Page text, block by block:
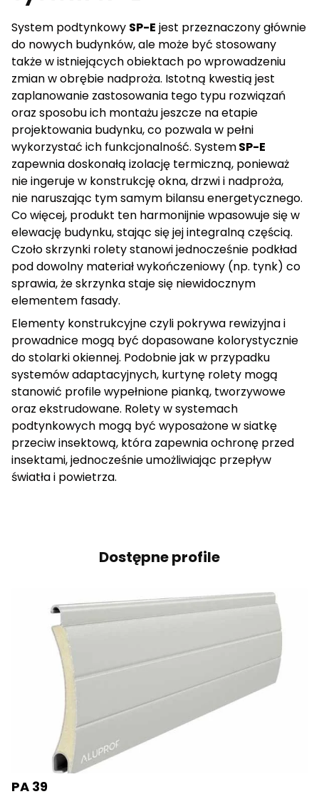
Pliki cookie dotyczące preferencji umożliwiają stronie
zapamiętanie informacji, które zmieniają wygląd lub
funkcjonowanie strony, np. preferowany język lub region,
w którym znajduje się użytkownik.
Statystyki
Statystyczne pliki cookie pomagają właścicielem stron
internetowych zrozumieć, w jaki sposób różni
użytkownicy zachowują się na stronie, gromadząc i
zgłaszając anonimowe informacje.
Marketing
Marketingowe pliki cookie stosowane są w celu śledzenia
użytkowników na stronach internetowych. Celem jest
wyświetlanie reklam, które są istotne i interesujące dla
cenne dla wydawców i reklamodawców strony trzeciej.
Nieklasyfikowane
Nieklasyfikowane pliki cookie, to pliki, które są w procesie
klasyfikowania, wraz z dostawcami poszczególnych
ciasteczek.
Odrzuć wszystkie
Wypełniając i przesyłając formularz niniejszym wyraża Pani/Pan zgodę na
przetwarzanie swoich danych osobowych przez Okno-Pol Sp. z o. o. jako
administratora danych zgodnie z ustawą z dnia 29 sierpnia 1997 r. o
ochronie praw osobowych (Dz. U. z 2016 r. poz. 922 ze zm.) oraz
rozporządzeniem Parlamentu Europejskiego i Rady (UE) 2016/679 z dnia 27
kwietnia 2016 r. w sprawie ochrony osób fizycznych w związku z
przetwarzaniem danych osobowych i w sprawie swobodnego przepływu
takich danych oraz uchylenia dyrektywy 95/46/WE (Dz. U. UE. L. z 2016 r. Nr
119) zwanego „RODO”.
Wyślij
System podtynkowy SP-E jest przeznaczony głównie
do nowych budynków, ale może być stosowany
także w istniejących obiektach po wprowadzeniu
zmian w obrębie nadproża. Istotną kwestią jest
zaplanowanie zastosowania tego typu rozwiązań
oraz sposobu ich montażu jeszcze na etapie
projektowania budynku, co pozwala w pełni
wykorzystać ich funkcjonalność. SystemSP-E
zapewnia doskonałą izolację termiczną, ponieważ
nie ingeruje w konstrukcję okna, drzwi i nadproża,
nie naruszając tym samym bilansu energetycznego.
Co więcej, produkt ten harmonijnie wpasowuje się w
elewację budynku, stając się jej integralną częścią.
Czoło skrzynki rolety stanowi jednocześnie podkład
pod dowolny materiał wykończeniowy (np. tynk) co
sprawia, że skrzynka staje się niewidocznym
elementem fasady.
Elementy konstrukcyjne czyli pokrywa rewizyjna i
prowadnice mogą być dopasowane kolorystycznie
do stolarki okiennej. Podobnie jak w przypadku
systemów adaptacyjnych, kurtynę rolety mogą
stanowić profile wypełnione pianką, tworzywowe
oraz ekstrudowane. Rolety w systemach
podtynkowych mogą być wyposażone w siatkę
przeciw insektową, która zapewnia ochronę przed
insektami, jednocześnie umożliwiając przepływ
światła i powietrza.
Dostępne profile
PA 39